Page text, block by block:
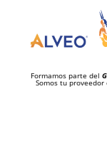
Formamos parte del
Somos tu proveedor